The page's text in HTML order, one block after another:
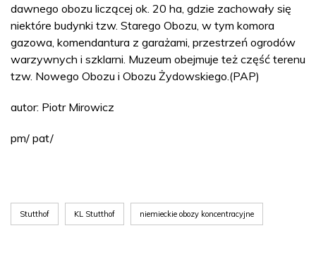
dawnego obozu liczącej ok. 20 ha, gdzie zachowały się
niektóre budynki tzw. Starego Obozu, w tym komora
gazowa, komendantura z garażami, przestrzeń ogrodów
warzywnych i szklarni. Muzeum obejmuje też część terenu
tzw. Nowego Obozu i Obozu Żydowskiego.(PAP)
autor: Piotr Mirowicz
pm/ pat/
Stutthof KL Stutthof niemieckie obozy koncentracyjne